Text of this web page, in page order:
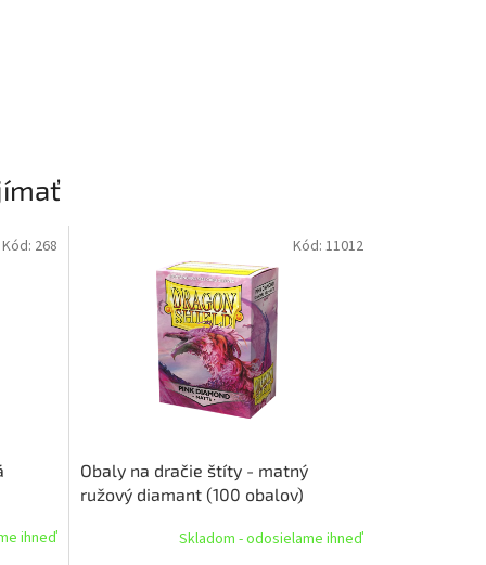
ihneď
Kód: 268
Obaly na dračie štíty - matný
ružový diamant (100 obalov)
Skladom - odosielame ihneď
Kód: 11012